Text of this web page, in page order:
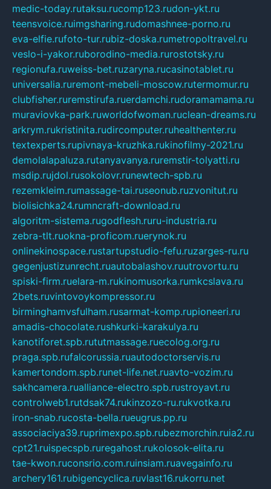
medic-today.rutaksu.rucomp123.rudon-ykt.ru
teensvoice.ruimgsharing.rudomashnee-porno.ru
eva-elfie.rufoto-tur.rubiz-doska.rumetropoltravel.ru
veslo-i-yakor.ruborodino-media.rurostotsky.ru
regionufa.ruweiss-bet.ruzaryna.rucasinotablet.ru
universalia.ruremont-mebeli-moscow.rutermomur.ru
clubfisher.ruremstirufa.ruerdamchi.rudoramamama.ru
muraviovka-park.ruworldofwoman.ruclean-dreams.ru
arkrym.rukristinita.rudircomputer.ruhealthenter.ru
textexperts.rupivnaya-kruzhka.rukinofilmy-2021.ru
demolalapaluza.rutanyavanya.ruremstir-tolyatti.ru
msdip.rujdol.rusokolovr.runewtech-spb.ru
rezemkleim.rumassage-tai.ruseonub.ruzvonitut.ru
biolisichka24.rumncraft-download.ru
algoritm-sistema.rugodflesh.ruru-industria.ru
zebra-tlt.ruokna-proficom.ruerynok.ru
onlinekinospace.rustartupstudio-fefu.ruzarges-ru.ru
gegenjustizunrecht.ruautobalashov.ruutrovortu.ru
spiski-firm.ruelara-m.rukinomusorka.rumkcslava.ru
2bets.ruvintovoykompressor.ru
birminghamvsfulham.rusarmat-komp.rupioneeri.ru
amadis-chocolate.rushkurki-karakulya.ru
kanotiforet.spb.rututmassage.ruecolog.org.ru
praga.spb.rufalcorussia.ruautodoctorservis.ru
kamertondom.spb.runet-life.net.ruavto-vozim.ru
sakhcamera.rualliance-electro.spb.rustroyavt.ru
controlweb1.rutdsak74.rukinzozo-ru.rukvotka.ru
iron-snab.rucosta-bella.rueugrus.pp.ru
associaciya39.ruprimexpo.spb.rubezmorchin.ruia2.ru
cpt21.ruispecspb.ruregahost.rukolosok-elita.ru
tae-kwon.ruconsrio.com.ruinsiam.ruavegainfo.ru
archery161.rubigencyclica.ruvlast16.rukorru.net